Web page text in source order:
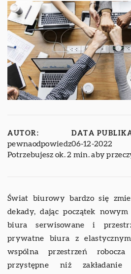
AUTOR:
pewnaodpowiedz
DATA
06-12-2022
Potrzebujesz ok. 2 min. aby
Świat biurowy bardzo się
dekady, dając początek
biura serwisowane i
prywatne biura z
wspólna przestrzeń
przystępne niż